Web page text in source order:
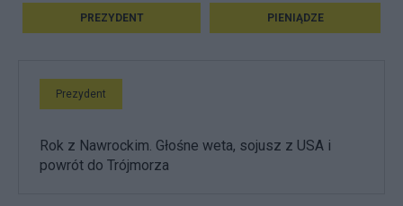
PREZYDENT PIENIĄDZE
Prezydent
Rok z Nawrockim. Głośne weta, sojusz z USA i
powrót do Trójmorza